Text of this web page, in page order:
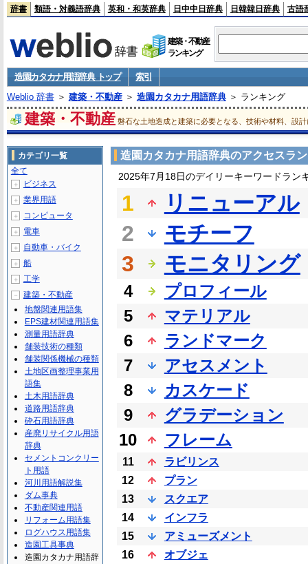
辞書 類語・対義語辞典 英和・和英辞典 日中中日辞典 日韓韓日辞典 古語
建築・不動産
ランキング
造園カタカナ用語辞典 トップ
索引
Weblio 辞書＞ 建築・不動産＞ 造園カタカナ用語辞典＞ ランキング
建築・不動産 磐石な土地造成と建築に必要となる、技術や材料、設
造園カタカナ用語辞典のアクセスラ
2025年7月18日のデイリーキーワードラン
1
リニューアル
2
モチーフ
3
モニタリング
4
プロフィール
5
マテリアル
6
ランドマーク
7
アセスメント
8
カスケード
9
グラデーション
10
フレーム
11
ラビリンス
12
プラン
13
スクエア
14
インフラ
15
アミューズメント
16
オブジェ
カテゴリ一覧
全て
＋ ビジネス
＋ 業界用語
＋ コンピュータ
＋ 電車
＋ 自動車・バイク
＋ 船
＋ 工学
－
建築・不動産
地盤関連用語集
EPS建材関連用語集
測量用語辞典
舗装技術の種類
舗装関係機械の種類
土地区画整理事業用
語集
土木用語辞典
道路用語辞典
砕石用語辞典
産廃リサイクル用語
辞典
セメントコンクリー
ト用語
河川用語解説集
ダム事典
不動産関連用語
リフォーム用語集
ログハウス用語集
造園工具事典
造園カタカナ用語辞